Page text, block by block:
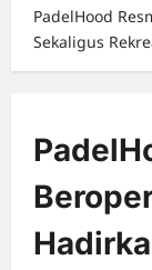
PadelHood
Sekaligus